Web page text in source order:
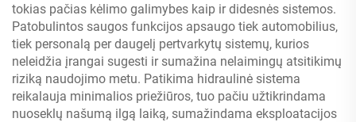
tokias pačias kėlimo galimybes kaip ir didesnės sistemos.
Patobulintos saugos funkcijos apsaugo tiek automobilius,
tiek personalą per daugelį pertvarkytų sistemų, kurios
neleidžia įrangai sugesti ir sumažina nelaimingų atsitikimų
riziką naudojimo metu. Patikima hidraulinė sistema
reikalauja minimalios priežiūros, tuo pačiu užtikrindama
nuoseklų našumą ilgą laiką, sumažindama eksploatacijos